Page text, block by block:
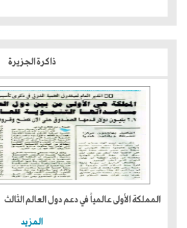
ذاكرة الجزيرة
المملكة الأولى عالمياً في دعم دول العالم الثالث
المزيد